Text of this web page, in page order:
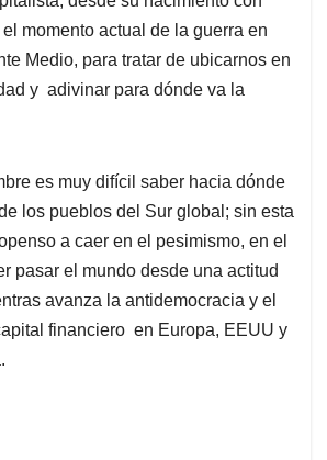
momento actual de la guerra en
Medio, para tratar de ubicarnos en
y adivinar para dónde va la
es muy difícil saber hacia dónde
los pueblos del Sur global; sin esta
a caer en el pesimismo, en el
pasar el mundo desde una actitud
avanza la antidemocracia y el
financiero en Europa, EEUU y